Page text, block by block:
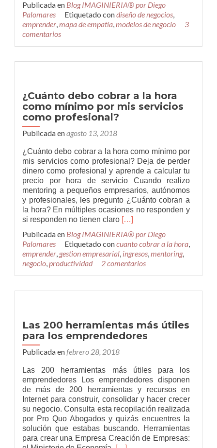
de
Mapa
de
actualizado.
comprender
a
de
nuestro
producto
servicio.
Publicada en Blog IMAGINIERIA® por Diego
Palomares
Etiquetado condiseño de negocios,
emprender,mapa de empatía,modelos de negocio
3
comentarios
¿Cuánto debo cobrar a la hora
como mínimo por mis servicios
como profesional?
Publicada enagosto 13, 2018
¿Cuánto debo cobrar a la hora como mínimo por
mis servicios como profesional? Deja de perder
dinero como profesional y aprende a calcular tu
precio por hora de servicio Cuando realizo
mentoring a pequeños empresarios, autónomos
y profesionales, les pregunto ¿Cuánto cobran a
la hora? En múltiples ocasiones no responden y
si responden no tienen claro Leer
debo
cobrar
a
la
hora
servicios
como
[…]
Publicada en Blog IMAGINIERIA® por Diego
Palomares
Etiquetado concuanto cobrar a la hora,
emprender, gestion empresarial, ingresos,mentoring,
negocio,productividad 2 comentarios
Las 200 herramientas más útiles
para los emprendedores
Publicada enfebrero 28, 2018
Las 200 herramientas más útiles para los
emprendedores Los emprendedores disponen
de más de 200 herramientas y recursos en
Internet para construir, consolidar y hacer crecer
su negocio. Consulta esta recopilación realizada
por Pro Quo Abogados y quizás encuentres la
solución que estabas buscando. Herramientas
para crear una Empresa Creación de Empresas: